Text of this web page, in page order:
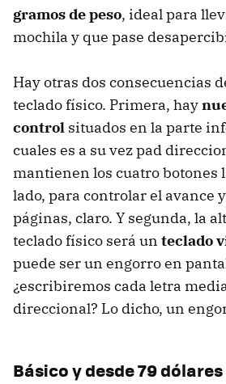
gramos de peso, ideal para
mochila y que pase
Hay otras dos consecuencias
teclado físico. Primera, hay
control situados en la parte
cuales es a su vez pad
mantienen los cuatro botones
lado, para controlar el avance
páginas, claro. Y segunda, la
teclado físico será un teclado
puede ser un engorro en
¿escribiremos cada letra
direccional? Lo dicho, un
Básico y desde 79 dólares